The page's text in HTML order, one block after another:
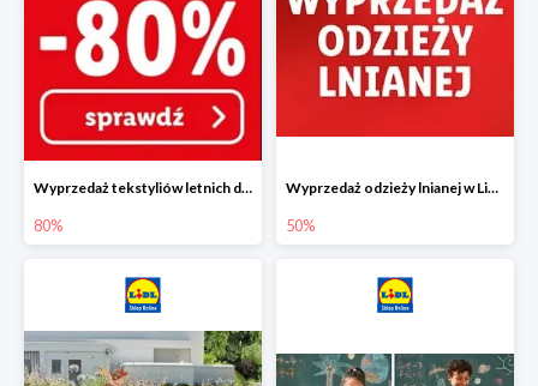
Wyprzedaż tekstyliów letnich dla dzieci w Lidlu Online do -80%
80%
Wyprzedaż odzieży lnianej w Lidlu Online do -50%
50%